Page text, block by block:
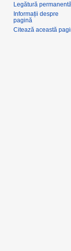
Legătură permanentă
Informații despre
pagină
Citează această